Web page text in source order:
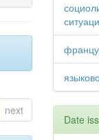
next
Date